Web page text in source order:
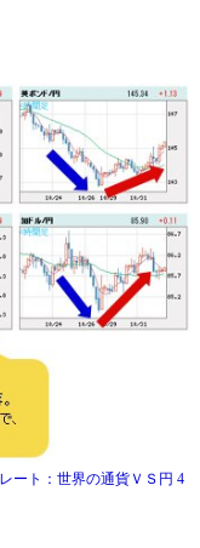
ート：世界の通貨ＶＳ円 4